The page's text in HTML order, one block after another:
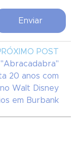
POST
"Abracadabra"
20 anos com
Walt Disney
em Burbank